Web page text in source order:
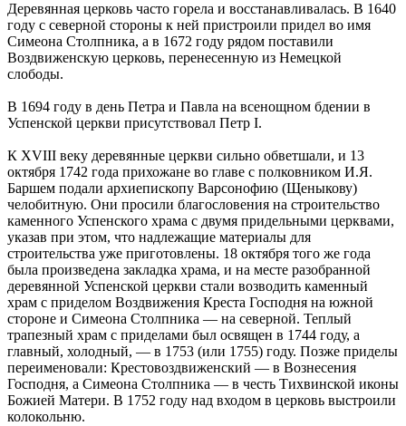
Деревянная церковь часто горела и восстанавливалась. В 1640
году с северной стороны к ней пристроили придел во имя
Симеона Столпника, а в 1672 году рядом поставили
Воздвиженскую церковь, перенесенную из Немецкой
слободы.
В 1694 году в день Петра и Павла на всенощном бдении в
Успенской церкви присутствовал Петр I.
К XVIII веку деревянные церкви сильно обветшали, и 13
октября 1742 года прихожане во главе с полковником И.Я.
Баршем подали архиепископу Варсонофию (Щеныкову)
челобитную. Они просили благословения на строительство
каменного Успенского храма с двумя придельными церквами,
указав при этом, что надлежащие материалы для
строительства уже приготовлены. 18 октября того же года
была произведена закладка храма, и на месте разобранной
деревянной Успенской церкви стали возводить каменный
храм с приделом Воздвижения Креста Господня на южной
стороне и Симеона Столпника — на северной. Теплый
трапезный храм с приделами был освящен в 1744 году, а
главный, холодный, — в 1753 (или 1755) году. Позже приделы
переименовали: Крестовоздвиженский — в Вознесения
Господня, а Симеона Столпника — в честь Тихвинской иконы
Божией Матери. В 1752 году над входом в церковь выстроили
колокольню.